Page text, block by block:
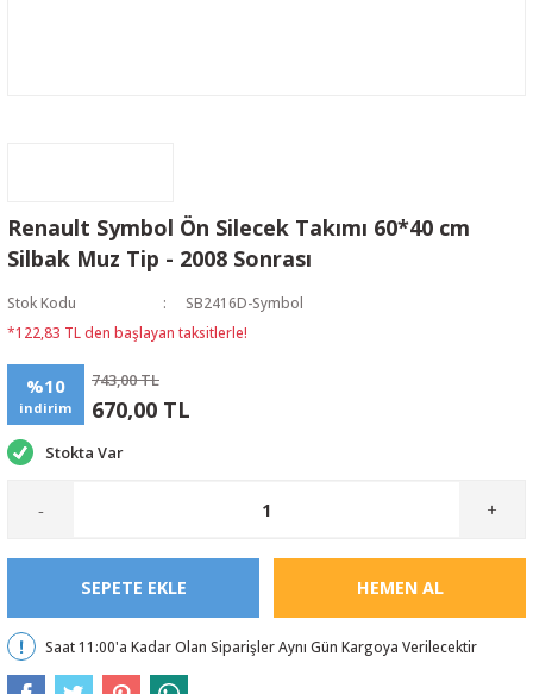
Renault Symbol Ön Silecek Takımı 60*40 cm
Silbak Muz Tip - 2008 Sonrası
Stok Kodu
SB2416D-Symbol
*122,83 TL den başlayan taksitlerle!
%10
indirim
743,00 TL
670,00 TL
Stokta Var
- +
SEPETE EKLE HEMEN AL
Saat 11:00'a Kadar Olan Siparişler Aynı Gün Kargoya Verilecektir